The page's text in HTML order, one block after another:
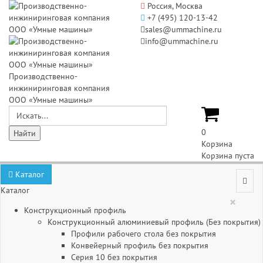
Производственно-
инжиниринговая компания
ООО «Умные машины»
Россия, Москва
+7 (495) 120-13-42
sales@ummachine.ru
info@ummachine.ru
0
Корзина
Корзина пуста
Каталог
Каталог
×
Конструкционный профиль
Конструкционный алюминиевый профиль (Без покрытия)
Профили рабочего стола без покрытия
Конвейерный профиль без покрытия
Серия 10 без покрытия